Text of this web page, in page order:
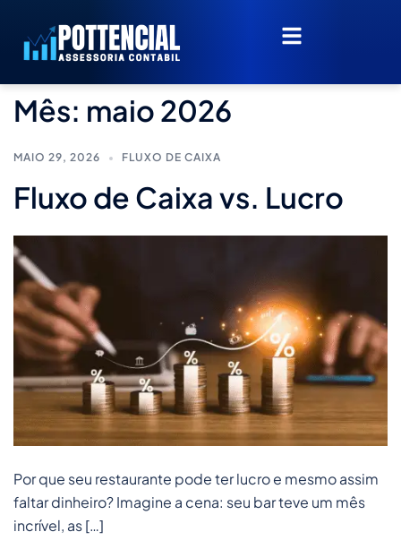
Mês: maio 2026
MAIO 29, 2026 FLUXO DE CAIXA
Fluxo de Caixa vs. Lucro
Por que seu restaurante pode ter lucro e mesmo assim
faltar dinheiro? Imagine a cena: seu bar teve um mês
incrível, as […]